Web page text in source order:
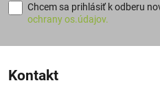
Chcem sa prihlásiť k odberu
ochrany os.údajov.
Kontakt